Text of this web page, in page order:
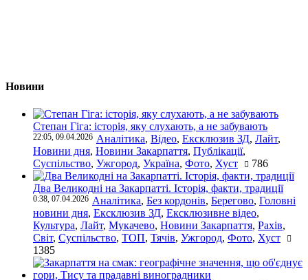
Новини
Степан Гіга: історія, яку слухають, а не забувають
22:05, 09.04.2026 Аналітика, Відео, Ексклюзив ЗД, Лайт,
Новини дня, Новини Закарпаття, Публікації,
Суспільство, Ужгород, Україна, Фото, Хуст 786
Два Великодні на Закарпатті. Історія, факти, традиції
0:38, 07.04.2026 Аналітика, Без кордонів, Берегово, Головні
новини дня, Ексклюзив ЗД, Ексклюзивне відео,
Культура, Лайт, Мукачево, Новини Закарпаття, Рахів,
Світ, Суспільство, ТОП, Тячів, Ужгород, Фото, Хуст
1385